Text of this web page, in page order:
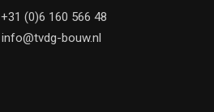
+31 (0)6 160 566 48
info@tvdg-bouw.nl